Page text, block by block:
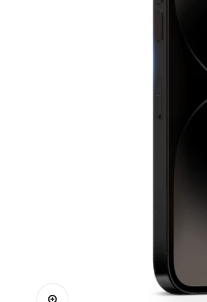
Bild vergrößern